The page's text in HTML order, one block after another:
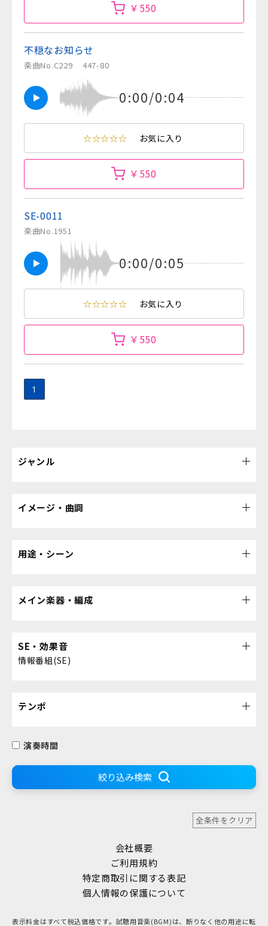
￥550
不穏なお知らせ
楽曲No.C229 447-80
0:00/0:04
☆☆☆☆☆ お気に入り
￥550
SE-0011
楽曲No.1951
0:00/0:05
☆☆☆☆☆ お気に入り
￥550
1
ジャンル
イメージ・曲調
用途・シーン
メイン楽器・編成
SE・効果音
情報番組(SE)
テンポ
演奏時間
絞り込み検索
全条件をクリア
会社概要
ご利用規約
特定商取引に関する表記
個人情報の保護について
表示料金はすべて税込価格です。試聴用音楽(BGM)は、断りなく他の用途に転